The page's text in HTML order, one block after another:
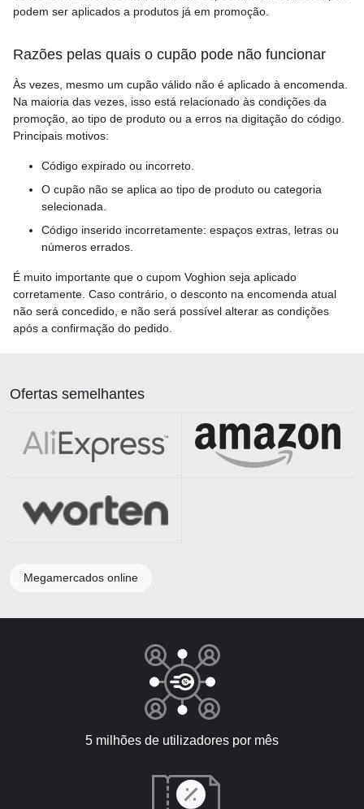
podem ser aplicados a produtos já em promoção.
Razões pelas quais o cupão pode não funcionar
Às vezes, mesmo um cupão válido não é aplicado à encomenda.
Na maioria das vezes, isso está relacionado às condições da
promoção, ao tipo de produto ou a erros na digitação do código.
Principais motivos:
Código expirado ou incorreto.
O cupão não se aplica ao tipo de produto ou categoria
selecionada.
Código inserido incorretamente: espaços extras, letras ou
números errados.
É muito importante que o cupom Voghion seja aplicado
corretamente. Caso contrário, o desconto na encomenda atual
não será concedido, e não será possível alterar as condições
após a confirmação do pedido.
Ofertas semelhantes
Megamercados online
5 milhões de utilizadores por mês